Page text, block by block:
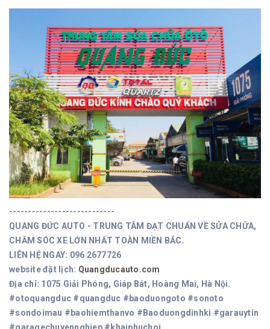
----------------------------
QUANG ĐỨC AUTO - TRUNG TÂM ĐẠT CHUẨN VỀ SỬA CHỮA,
CHĂM SÓC XE LỚN NHẤT TOÀN MIỀN BẮC.
LIÊN HỆ NGAY: 096 2677726
website đặt lịch: Quangducauto.com
Địa chỉ: 1075 Giải Phóng, Giáp Bát, Hoàng Mai, Hà Nội.
#otoquangduc #quangduc #baoduongoto #sonoto
#sondoimau #baohiemthanvo #Baoduongdinhki #garauytin
#garagechuyennghiep #khaiphuchoi